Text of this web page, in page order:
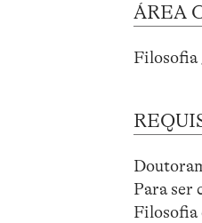
ÁREA
Filosofia
Para ser
Filosofia